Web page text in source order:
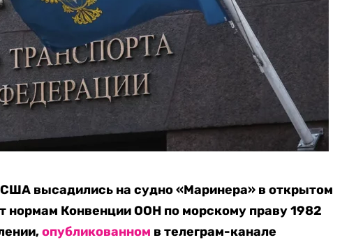
высадились на судно «Маринера» в открытом
нормам Конвенции ООН по морскому праву 1982
опубликованном в телеграм-канале